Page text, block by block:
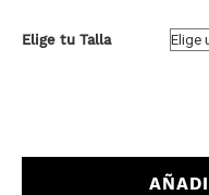
Elige tu Talla